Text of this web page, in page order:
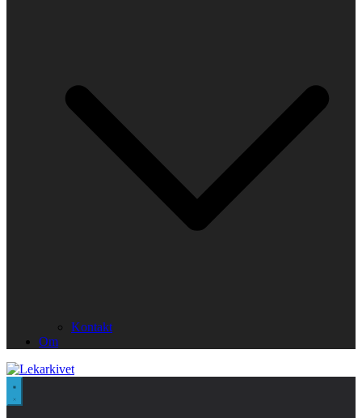
Kontakt
Om